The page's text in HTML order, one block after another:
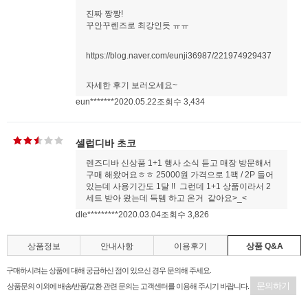
진짜 짱짱!
꾸안꾸렌즈로 최강인듯 ㅠㅠ
https://blog.naver.com/eunji36987/221974929437
자세한 후기 보러오세요~
eun*******2020.05.22조회수 3,434
셀럽디바 초코
렌즈디바 신상품 1+1 행사 소식 듣고 매장 방문해서
구매 해왔어요ㅎㅎ 25000원 가격으로 1팩 / 2P 들어
있는데 사용기간도 1달 !! 그런데 1+1 상품이라서 2
세트 받아 왔는데 득템 하고 온거 같아요>_<
dle*********2020.03.04조회수 3,826
상품정보 안내사항 이용후기 상품 Q&A
구매하시려는 상품에 대해 궁금하신 점이 있으신 경우 문의해 주세요.
상품문의 이외에 배송/반품/교환 관련 문의는 고객센터를 이용해 주시기 바랍니다.
문의하기